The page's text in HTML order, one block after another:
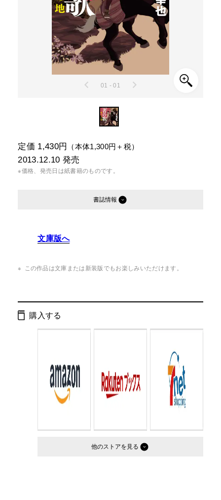
01 - 01
定価 1,430円 （本体1,300円＋税）
2013.12.10 発売
※価格、発売日は紙書籍のものです。
書誌情報
ISBN： 9784344024977
文庫版へ
この作品は文庫または新装版でもお楽しみいただけます。
購入する
他のストア